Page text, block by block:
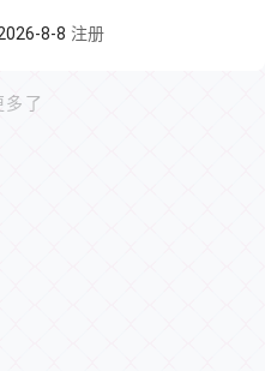
8-8 注册
多了